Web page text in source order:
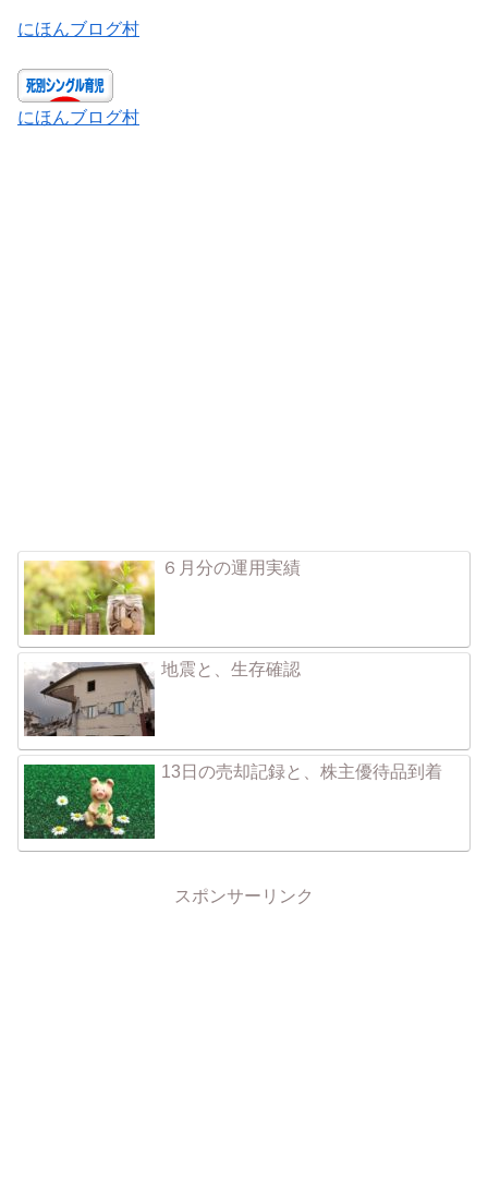
にほんブログ村
にほんブログ村
６月分の運用実績
地震と、生存確認
13日の売却記録と、株主優待品到着
スポンサーリンク